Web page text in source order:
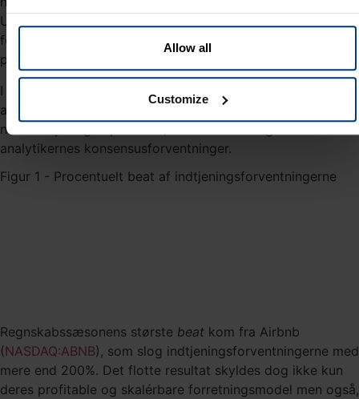
Allow all
Customize
Upstart (
forventningerne, mens Nu Holdings (
præcis den nettoindtjening, der var forventet.
I figur 1 nedenfor har vi vist de ti virksomheder i fondens
aktieportefølje, som overleverede mest på
nettoindtjeningen per aktie, når vi sammenligner med
analytikernes konsensusforventninger.
Figur 1 - Procentuelt beat af indtjeningsforventningerne
Regnskabssæsonens største beat kom fra Airbnb
(NASDAQ:ABNB), som slog indtjeningsforventningerne med
mere end 200%. Det flotte resultat skyldes dog ikke kun
deres profitable og skalérbare forretningsmodel men også,